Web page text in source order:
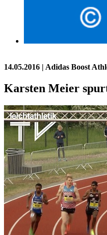
14.05.2016 | Adidas Boost
Karsten Meier